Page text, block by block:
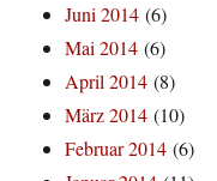
Juni 2014 (6)
Mai 2014 (6)
April 2014 (8)
März 2014 (10)
Februar 2014 (6)